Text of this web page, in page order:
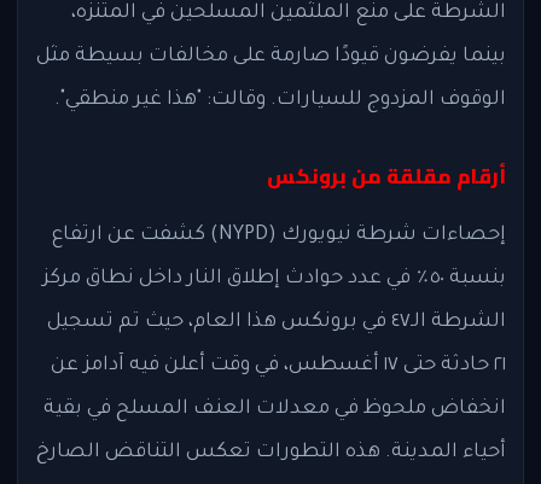
الشرطة على منع الملثمين المسلحين في المتنزه،
بينما يفرضون قيودًا صارمة على مخالفات بسيطة مثل
الوقوف المزدوج للسيارات. وقالت: "هذا غير منطقي".
أرقام مقلقة من برونكس
إحصاءات شرطة نيويورك (NYPD) كشفت عن ارتفاع
بنسبة ٥٠٪ في عدد حوادث إطلاق النار داخل نطاق مركز
الشرطة الـ٤٧ في برونكس هذا العام، حيث تم تسجيل
٢١ حادثة حتى ١٧ أغسطس، في وقت أعلن فيه آدامز عن
انخفاض ملحوظ في معدلات العنف المسلح في بقية
أحياء المدينة. هذه التطورات تعكس التناقض الصارخ